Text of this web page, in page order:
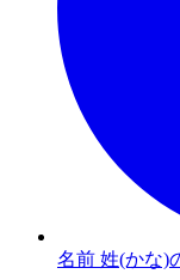
名前 姓(かな)